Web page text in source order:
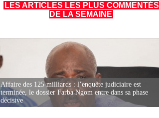
LES ARTICLES LES PLUS COMMENTÉS
DE LA SEMAINE
Affaire des 125 milliards : l’enquête judiciaire est
terminée, le dossier Farba Ngom entre dans sa phase
décisive